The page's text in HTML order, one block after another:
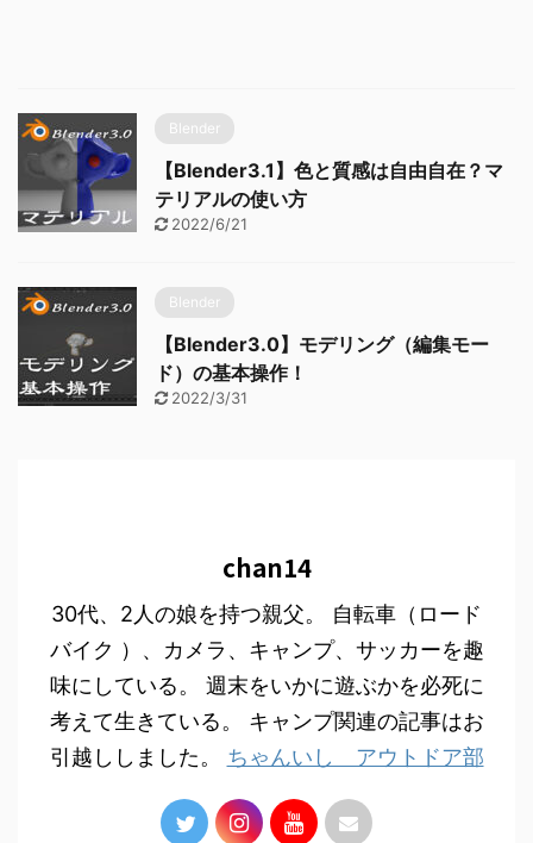
Blender
【Blender3.1】色と質感は自由自在？マ
テリアルの使い方
2022/6/21
Blender
【Blender3.0】モデリング（編集モー
ド）の基本操作！
2022/3/31
chan14
30代、2人の娘を持つ親父。 自転車（ロード
バイク ）、カメラ、キャンプ、サッカーを趣
味にしている。 週末をいかに遊ぶかを必死に
考えて生きている。 キャンプ関連の記事はお
引越ししました。 ちゃんいし アウトドア部